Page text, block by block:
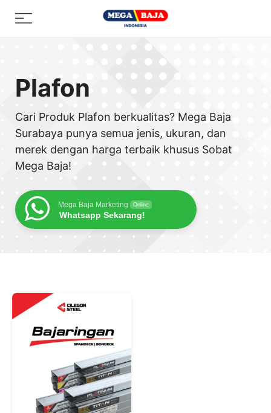
Menu
Plafon
Cari Produk Plafon berkualitas? Mega Baja
Surabaya punya semua jenis, ukuran, dan
merek dengan harga terbaik khusus Sobat
Mega Baja!
Mega Baja Marketing Online
Whatsapp Sekarang!